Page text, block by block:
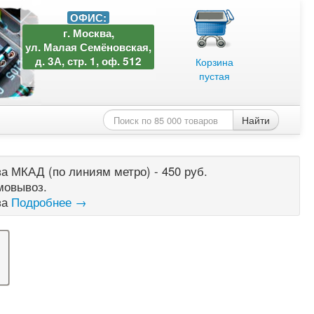
Корзина
пустая
ОФИС:
г. Москва,
ул. Малая Семёновская,
д. 3А, стр. 1, оф. 512
Найти
МКАД (по линиям метро) - 450 руб.
Подробнее →